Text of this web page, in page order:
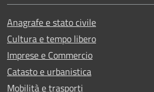
Anagrafe e stato civile
Cultura e tempo libero
Imprese e Commercio
Catasto e urbanistica
Mobilità e trasporti